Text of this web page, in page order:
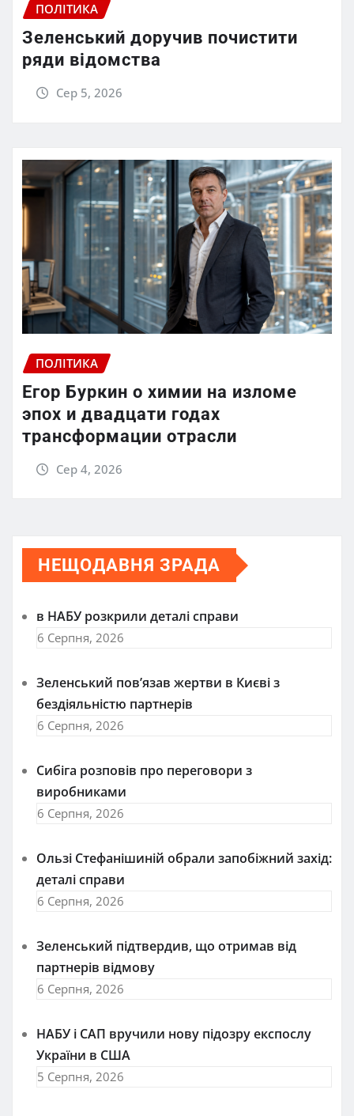
ПОЛІТИКА
Зеленський доручив почистити
ряди відомства
Сер 5, 2026
ПОЛІТИКА
Егор Буркин о химии на изломе
эпох и двадцати годах
трансформации отрасли
Сер 4, 2026
НЕЩОДАВНЯ ЗРАДА
в НАБУ розкрили деталі справи
6 Серпня, 2026
Зеленський пов’язав жертви в Києві з
бездіяльністю партнерів
6 Серпня, 2026
Сибіга розповів про переговори з
виробниками
6 Серпня, 2026
Ользі Стефанішиній обрали запобіжний захід:
деталі справи
6 Серпня, 2026
Зеленський підтвердив, що отримав від
партнерів відмову
6 Серпня, 2026
НАБУ і САП вручили нову підозру експослу
України в США
5 Серпня, 2026